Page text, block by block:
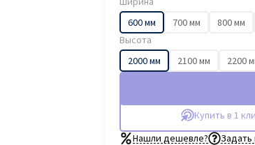
600 мм
700 мм 800 мм
Высота
2000 мм
2100 мм 2200
Купить в 1
Нашли дешевле?
Задать